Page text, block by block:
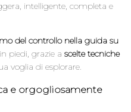
intelligente, completa e
del controllo nella guida su
piedi, grazie a scelte tecniche
voglia di esplorare.
e orgogliosamente